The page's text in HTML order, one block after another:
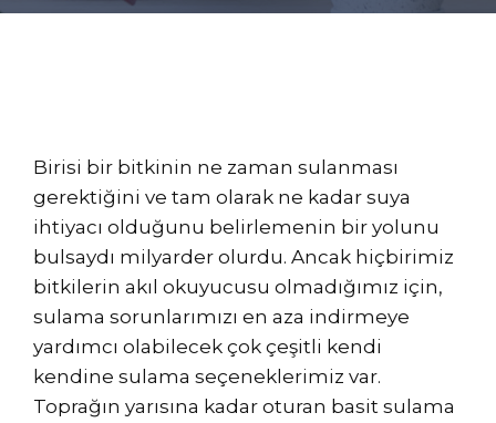
Birisi bir bitkinin ne zaman sulanması
gerektiğini ve tam olarak ne kadar suya
ihtiyacı olduğunu belirlemenin bir yolunu
bulsaydı milyarder olurdu. Ancak hiçbirimiz
bitkilerin akıl okuyucusu olmadığımız için,
sulama sorunlarımızı en aza indirmeye
yardımcı olabilecek çok çeşitli kendi
kendine sulama seçeneklerimiz var.
Toprağın yarısına kadar oturan basit sulama